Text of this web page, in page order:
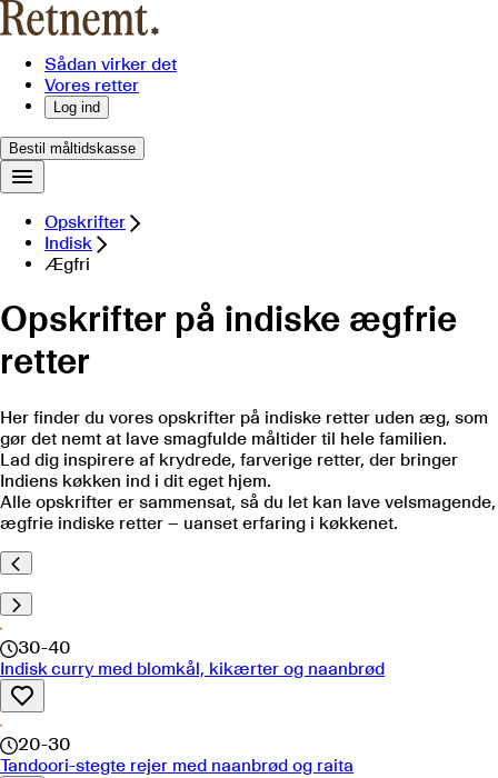
Sådan virker det
Vores retter
Log ind
Bestil måltidskasse
Opskrifter
Indisk
Ægfri
Opskrifter på indiske ægfrie
retter
Her finder du vores opskrifter på indiske retter uden æg, som
gør det nemt at lave smagfulde måltider til hele familien.
Lad dig inspirere af krydrede, farverige retter, der bringer
Indiens køkken ind i dit eget hjem.
Alle opskrifter er sammensat, så du let kan lave velsmagende,
ægfrie indiske retter – uanset erfaring i køkkenet.
30-40
Indisk curry med blomkål, kikærter og naanbrød
20-30
Tandoori-stegte rejer med naanbrød og raita